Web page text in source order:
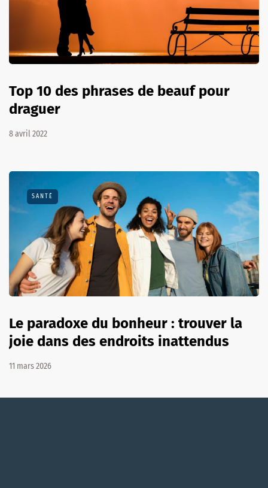
Top 10 des phrases de beauf pour
draguer
8 avril 2022
SANTÉ
Le paradoxe du bonheur : trouver la
joie dans des endroits inattendus
11 mars 2026